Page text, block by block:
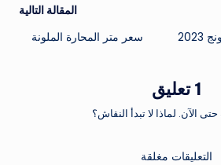
المقالة التالية
سعر متر المحارة الملونة
1 تعليق
حتى الآن. لماذا لا تبدأ النقاش؟
التعليقات مغلقة